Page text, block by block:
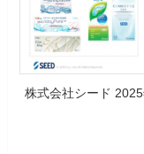
株式会社シード